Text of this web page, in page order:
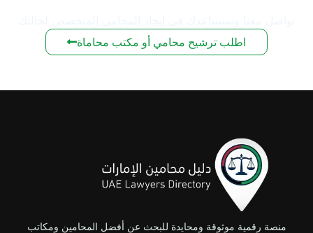
اطلب ترشيح محامي أو مكتب محاماة
منصة رقمية موثوقة ومحايدة للبحث عن أفضل المحامين ومكاتب